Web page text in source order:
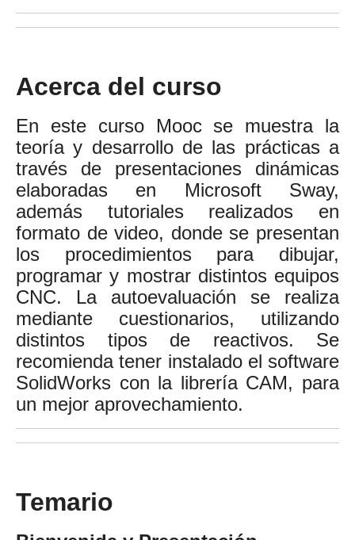
Acerca del curso
En este curso Mooc se muestra la
teoría y desarrollo de las prácticas a
través de presentaciones dinámicas
elaboradas en Microsoft Sway,
además tutoriales realizados en
formato de video, donde se presentan
los procedimientos para dibujar,
programar y mostrar distintos equipos
CNC. La autoevaluación se realiza
mediante cuestionarios, utilizando
distintos tipos de reactivos. Se
recomienda tener instalado el software
SolidWorks con la librería CAM, para
un mejor aprovechamiento.
Temario